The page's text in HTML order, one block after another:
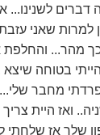
לשנינו...
שאני
מהר...
בטוחה שיצא
מחבר שלי...
ואז היית
שלך אז שלחתי